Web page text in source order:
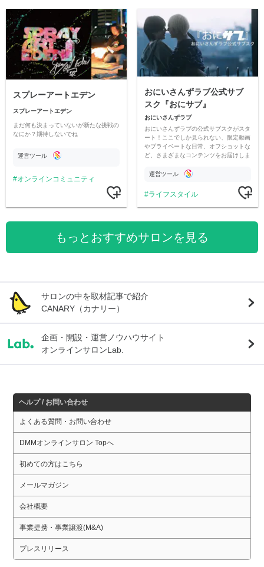
スプレーアートエデン
スプレーアートエデン
まだ何も決まっていないが新たな挑戦の
なにか？期待しないでね
運営ツール
オンラインコミュニティ
おにいさんずラブ公式サブ
スク『おにサブ』
おにいさんずラブ
おにいさんずラブの公式サブスクがスタ
ート！ここでしか見られない、限定動画
やプライベートな日常、オフショットな
ど、さまざまなコンテンツをお届けしま
運営ツール
ライフスタイル
もっとおすすめサロンを見る
サロンの中を取材記事で紹介
CANARY（カナリー）
企画・開設・運営ノウハウサイト
オンラインサロンLab.
ヘルプ / お問い合わせ
よくある質問・お問い合わせ
DMMオンラインサロン Topへ
初めての方はこちら
メールマガジン
会社概要
事業提携・事業譲渡(M&A)
プレスリリース